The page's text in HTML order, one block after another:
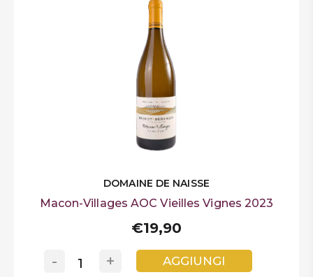
DOMAINE DE NAISSE
Macon-Villages AOC Vieilles Vignes 2023
€19,90
+
- AGGIUNGI